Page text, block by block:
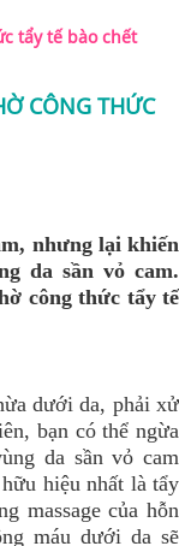
tẩy tế bào chết
CÔNG THỨC
nhưng lại khiến
da sần vỏ cam.
công thức tẩy tế
dưới da, phải xử
bạn có thể ngừa
da sần vỏ cam
hiệu nhất là tẩy
massage của hỗn
máu dưới da sẽ